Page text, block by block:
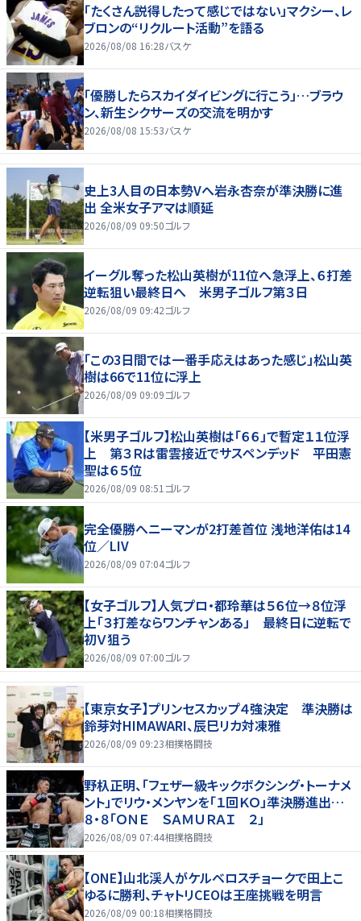
「たくさん説得したって感じではない」マクシー、レ
ブロンの“リクルート活動”を語る
2026/08/08 16:28バスケ
「優勝したらスカイダイビングに行こう」…ブラウ
ン、新生シクサーズの交流を明かす
2026/08/08 15:53バスケ
史上3人目の日本勢Vへ岩永杏奈が準決勝に進
出 全米女子アマは順延
2026/08/09 09:50ゴルフ
イーグル奪った松山英樹が11位へ急浮上、６打差
逆転狙い最終日へ 米男子ゴルフ第３日
2026/08/09 09:42ゴルフ
「この3日間では一番手応えはあった感じ」松山英
樹は66で11位に浮上
2026/08/09 09:09ゴルフ
【米男子ゴルフ】松山英樹は「６６」で暫定１１位浮
上 第３Ｒは雷雲接近でサスペンデッド 平田憲
聖は６５位
2026/08/09 08:51 ゴルフ
完全優勝へニーマンが2打差首位 浅地洋佑は14
位／LIV
2026/08/09 07:04ゴルフ
【女子ゴルフ】人気プロ・都玲華は５６位→８位浮
上「３打差ならワンチャンある」 最終日に逆転で
初Ｖ狙う
2026/08/09 07:00ゴルフ
【東京女子】プリンセスカップ４強決定 準決勝は
鈴芽対HIMAWARI、辰巳リカ対凍雅
2026/08/09 09:23相撲格闘技
野杁正明、「フェザー級キックボクシング・トーナメ
ント」でリウ・メンヤンを「１回ＫＯ」準決勝進出…
８・８「ＯＮＥ ＳＡＭＵＲＡＩ ２」
2026/08/09 07:44相撲格闘技
【ONE】山北渓人がケルベロスチョークで田上こ
ゆるに勝利、チャトリCEOは王座挑戦を明言
2026/08/09 00:18相撲格闘技